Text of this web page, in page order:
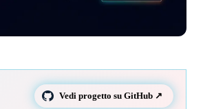
Vedi progetto su GitHub ↗